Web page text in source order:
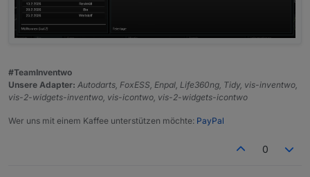
#TeamInventwo
Unsere Adapter: Autodarts, FoxESS, Enpal, Life360ng, Tidy, vis-inventwo,
vis-2-widgets-inventwo, vis-icontwo, vis-2-widgets-icontwo
Wer uns mit einem Kaffee unterstützen möchte: PayPal
0